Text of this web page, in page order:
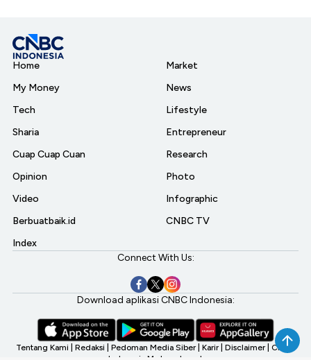
Home
My Money
Tech
Sharia
Cuap Cuap Cuan
Opinion
Video
Berbuatbaik.id
Index
Market
News
Lifestyle
Entrepreneur
Research
Photo
Infographic
CNBC TV
Connect With Us:
Download aplikasi CNBC Indonesia:
Tentang Kami Redaksi Pedoman Media Siber Karir Disclaimer CNBC